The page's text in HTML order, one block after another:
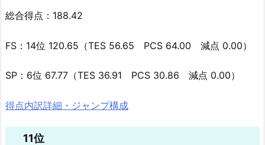
総合得点：188.42
FS：14位 120.65（TES 56.65 PCS 64.00 減点 0.00）
SP：6位 67.77（TES 36.91 PCS 30.86 減点 0.00）
得点内訳詳細・ジャンプ構成
11位